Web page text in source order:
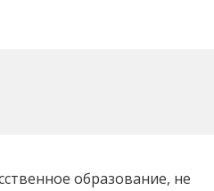
образование, не